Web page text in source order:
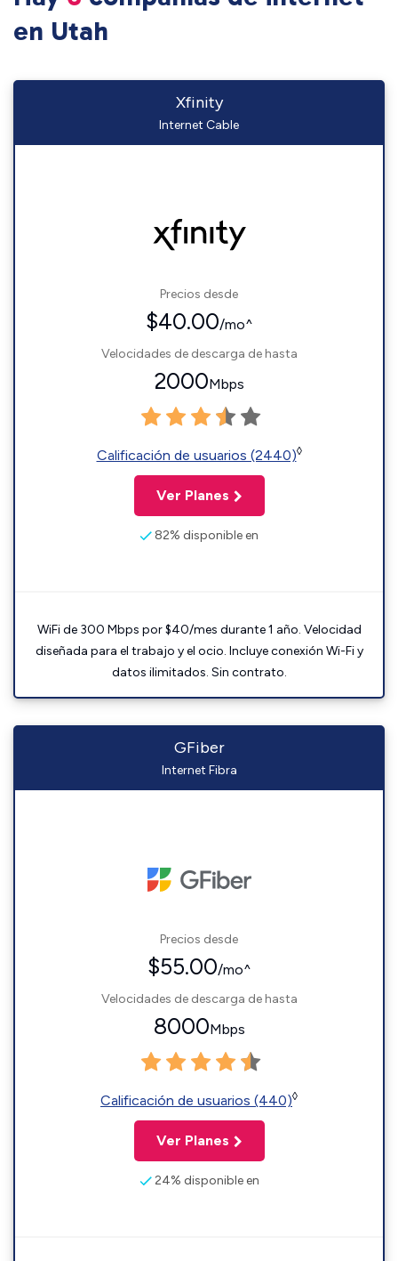
en Utah
Xfinity
Internet Cable
Precios desde
$40.00/mo^
Velocidades de descarga de hasta
2000Mbps
Calificación de usuarios (2440)◊
Ver Planes
82% disponible en
WiFi de 300 Mbps por $40/mes durante 1 año. Velocidad
diseñada para el trabajo y el ocio. Incluye conexión Wi-Fi y
datos ilimitados. Sin contrato.
GFiber
Internet Fibra
Precios desde
$55.00/mo^
Velocidades de descarga de hasta
8000Mbps
Calificación de usuarios (440)◊
Ver Planes
24% disponible en